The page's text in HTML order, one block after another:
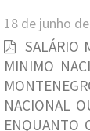
18 de junho
SALÁRIO
MINIMO
NACIONAL
ENQUANTO